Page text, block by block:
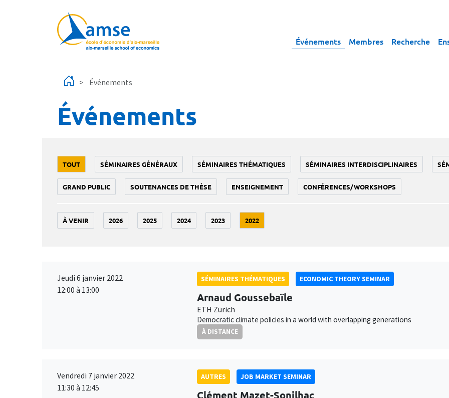
Événements Membres Recherche
Événements
Événements
TOUT SÉMINAIRES GÉNÉRAUX SÉMINAIRES THÉMATIQUES SÉMINAIRES INTERDISCIPLINAIRES
GRAND PUBLIC SOUTENANCES DE THÈSE ENSEIGNEMENT CONFÉRENCES/WORKSHOPS
À VENIR 2026 2025 2024 2023 2022
Jeudi 6 janvier 2022
12:00 à 13:00
SÉMINAIRES THÉMATIQUES ECONOMIC THEORY SEMINAR
Arnaud Goussebaïle
ETH Zürich
Democratic climate policies in a world with overlapping generations
À DISTANCE
Vendredi 7 janvier 2022
11:30 à 12:45
AUTRES JOB MARKET SEMINAR
Clément Mazet-Sonilhac